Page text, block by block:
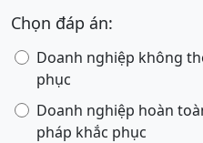
Chọn đáp án:
Doanh nghiệp không
phục
Doanh nghiệp hoàn
pháp khắc phục